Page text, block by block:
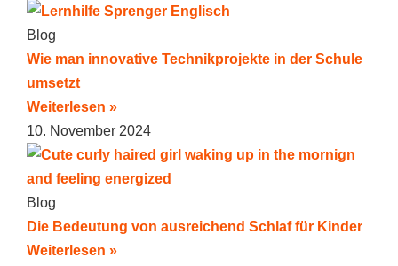
Blog
Wie man innovative Technikprojekte in der Schule
umsetzt
Weiterlesen »
10. November 2024
Blog
Die Bedeutung von ausreichend Schlaf für Kinder
Weiterlesen »